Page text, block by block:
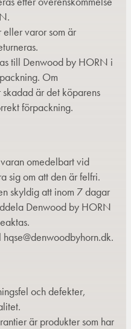
varor som är
till Denwood by HORN i
Om
är det köparens
förpackning.
omedelbart vid
sig om att den är felfri.
skyldig att inom 7 dagar
Denwood by HORN
och defekter,
är produkter som har